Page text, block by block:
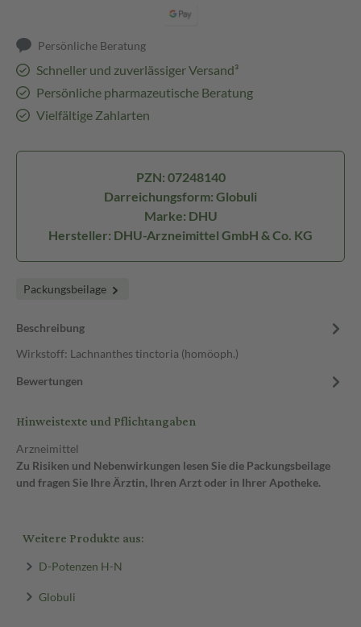
Persönliche Beratung
Schneller und zuverlässiger Versand³
Persönliche pharmazeutische Beratung
Vielfältige Zahlarten
PZN: 07248140
Darreichungsform: Globuli
Marke: DHU
Hersteller: DHU-Arzneimittel GmbH & Co. KG
Packungsbeilage
Beschreibung
Wirkstoff: Lachnanthes tinctoria (homöoph.)
Bewertungen
Hinweistexte und Pflichtangaben
Arzneimittel
Zu Risiken und Nebenwirkungen lesen Sie die Packungsbeilage
und fragen Sie Ihre Ärztin, Ihren Arzt oder in Ihrer Apotheke.
Weitere Produkte aus:
D-Potenzen H-N
Globuli